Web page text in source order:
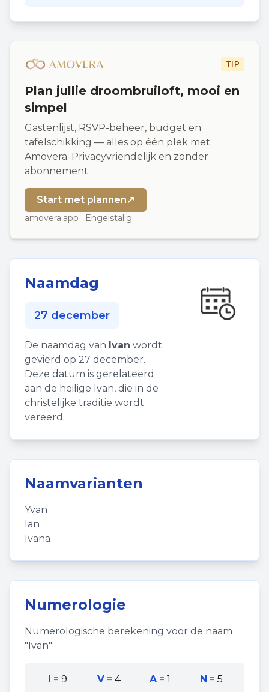
TIP
Plan jullie droombruiloft, mooi en
simpel
Gastenlijst, RSVP-beheer, budget en
tafelschikking — alles op één plek met
Amovera. Privacyvriendelijk en zonder
abonnement.
Start met plannen↗
amovera.app · Engelstalig
Naamdag
27 december
De naamdag van Ivan wordt
gevierd op 27 december.
Deze datum is gerelateerd
aan de heilige Ivan, die in de
christelijke traditie wordt
vereerd.
Naamvarianten
Yvan
Ian
Ivana
Numerologie
Numerologische berekening voor de naam
"Ivan":
I = 9 V= 4 A=1 N =5